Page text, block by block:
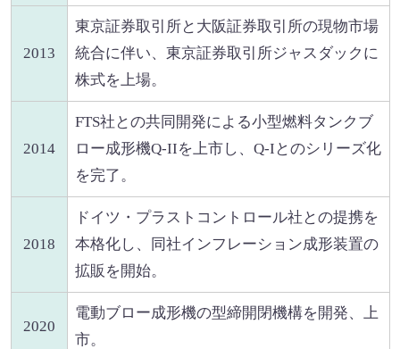
2013
東京証券取引所と大阪証券取引所の現物市場
統合に伴い、東京証券取引所ジャスダックに
株式を上場。
2014
FTS社との共同開発による小型燃料タンクブ
ロー成形機Q-IIを上市し、Q-Iとのシリーズ化
を完了。
2018
ドイツ・プラストコントロール社との提携を
本格化し、同社インフレーション成形装置の
拡販を開始。
2020
電動ブロー成形機の型締開閉機構を開発、上
市。